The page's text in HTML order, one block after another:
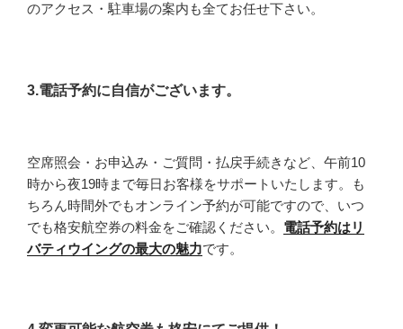
のアクセス・駐車場の案内も全てお任せ下さい。
3.電話予約に自信がございます。
空席照会・お申込み・ご質問・払戻手続きなど、午前10
時から夜19時まで毎日お客様をサポートいたします。も
ちろん時間外でもオンライン予約が可能ですので、いつ
でも格安航空券の料金をご確認ください。 電話予約はリ
バティウイングの最大の魅力です。